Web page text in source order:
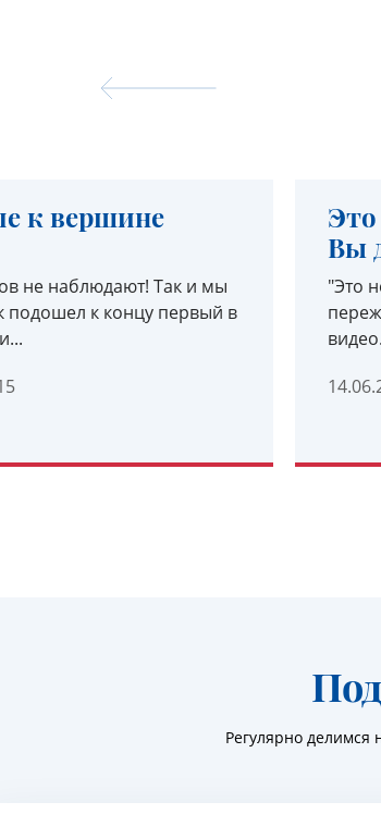
не наблюдают! Так и мы
подошел к концу первый в
ПОДРОБНЕЕ
Вы
"Это
Регулярно